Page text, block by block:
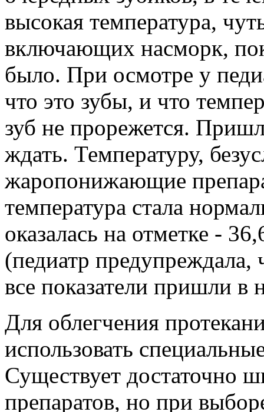
высокая температура,
включающих насморк,
было. При осмотре у
что это зубы, и что
зуб не прорежется.
ждать. Температуру,
жаропонижающие
температура стала
оказалась на отметке -
(педиатр
все показатели пришли в
Для облегчения
использовать
Существует достаточно
препаратов, но при